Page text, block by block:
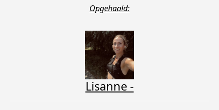
Opgehaald:
Lisanne -